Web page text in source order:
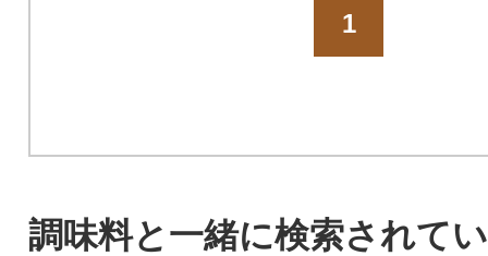
1
調味料と一緒に検索されて